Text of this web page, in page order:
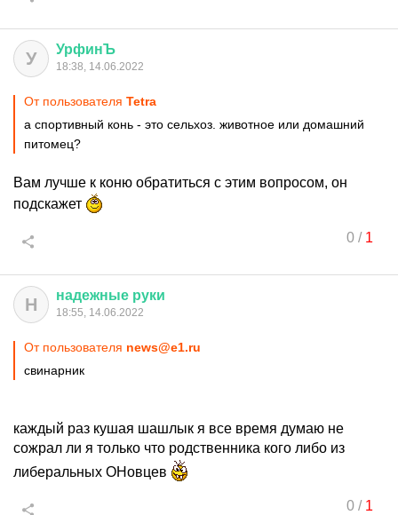
У УрфинЪ
18:38, 14.06.2022
От пользователя Tetra
а спортивный конь - это сельхоз. животное или домашний
питомец?
Вам лучше к коню обратиться с этим вопросом, он
подскажет
0/ 1
Н надежные руки
18:55, 14.06.2022
От пользователя news@e1.ru
свинарник
каждый раз кушая шашлык я все время думаю не
сожрал ли я только что родственника кого либо из
либеральных ОНовцев
0/ 1